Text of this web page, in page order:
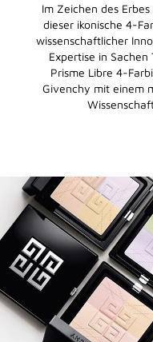
Im Zeichen des
dieser ikonische 4-
wissenschaftlicher
Expertise in
Prisme Libre 4-
Givenchy mit einem